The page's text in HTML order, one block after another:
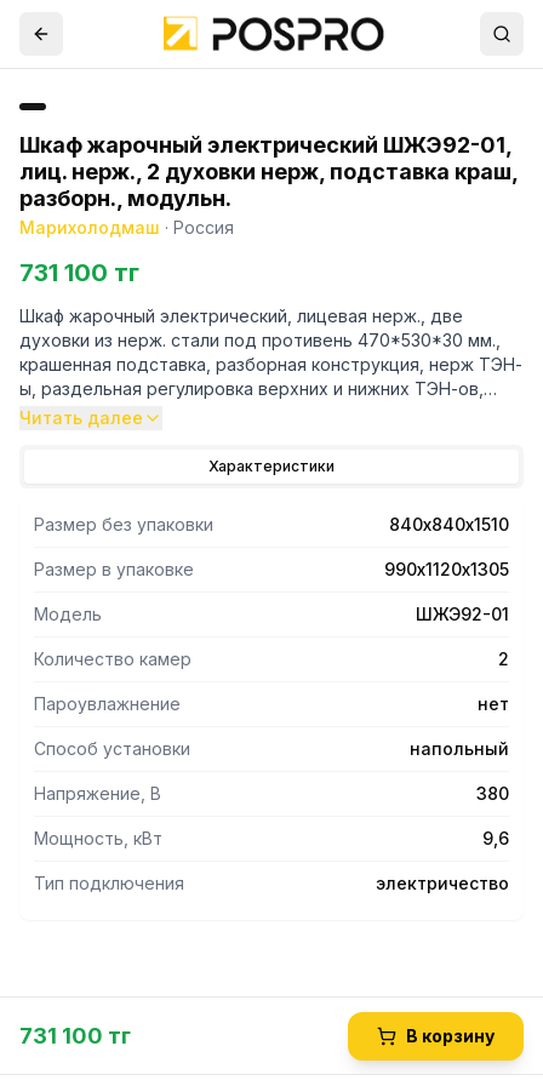
Шкаф жарочный электрический ШЖЭ92-01,
лиц. нерж., 2 духовки нерж, подставка краш,
разборн., модульн.
Марихолодмаш · Россия
731 100 тг
Шкаф жарочный электрический, лицевая нерж., две
духовки из нерж. стали под противень 470*530*30 мм.,
крашенная подставка, разборная конструкция, нерж ТЭН-
ы, раздельная регулировка верхних и нижних ТЭН-ов,
рабочая температура +20…+270 С.
Читать далее
Характеристики
Размер без упаковки 840х840х1510
Размер в упаковке 990х1120х1305
Модель ШЖЭ92-01
Количество камер 2
Пароувлажнение нет
Способ установки напольный
Напряжение, В 380
Мощность, кВт 9,6
Тип подключения электричество
731 100 тг В корзину